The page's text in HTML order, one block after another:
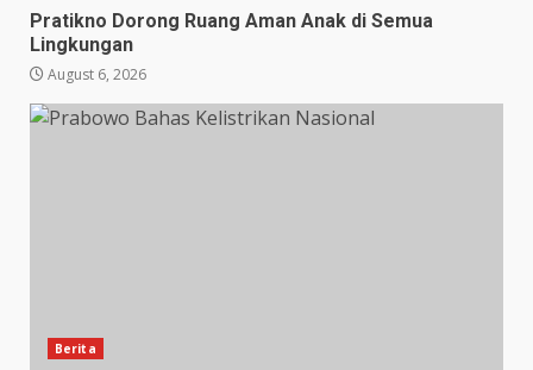
Pratikno Dorong Ruang Aman Anak di Semua
Lingkungan
August 6, 2026
Berita